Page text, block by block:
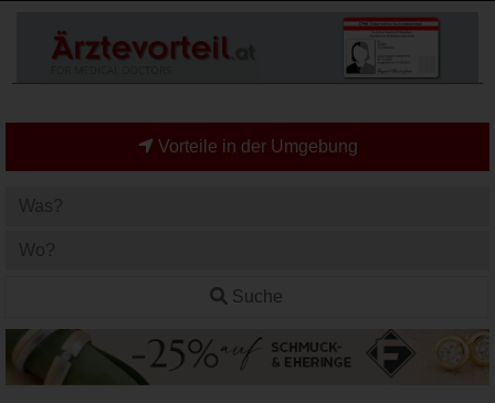
Vorteile in der Umgebung
Suche